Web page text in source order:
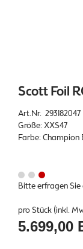
Scott Foil
Art.Nr. 293182047
Größe: XXS47
Farbe: Champion
Bitte erfragen
pro Stück (inkl.
5.699,00